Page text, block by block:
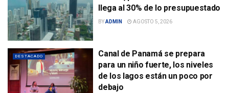
llega al 30% de lo presupuestado
BYADMIN AGOSTO 5, 2026
DESTACADO
Canal de Panamá se prepara
para un niño fuerte, los niveles
de los lagos están un poco por
debajo